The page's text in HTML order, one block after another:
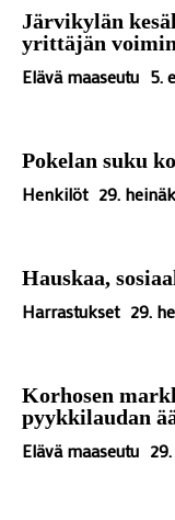
Järvikylän
yrittäjän voimin
Elävä maaseutu 5.
Pokelan suku
Henkilöt 29.
Hauskaa,
Harrastukset 29.
Korhosen
pyykkilaudan
Elävä maaseutu